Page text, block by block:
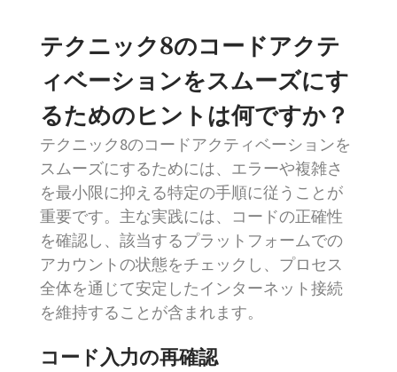
テクニック8のコードアクテ
ィベーションをスムーズにす
るためのヒントは何ですか？
テクニック8のコードアクティベーションを
スムーズにするためには、エラーや複雑さ
を最小限に抑える特定の手順に従うことが
重要です。主な実践には、コードの正確性
を確認し、該当するプラットフォームでの
アカウントの状態をチェックし、プロセス
全体を通じて安定したインターネット接続
を維持することが含まれます。
コード入力の再確認